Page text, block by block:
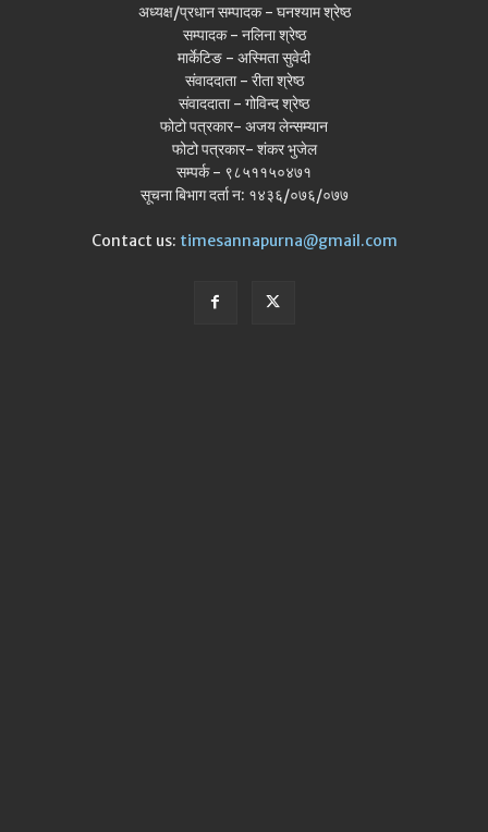
अध्यक्ष/प्रधान सम्पादक - घनश्याम श्रेष्ठ
सम्पादक - नलिना श्रेष्ठ
मार्केटिङ - अस्मिता सुवेदी
संवाददाता - रीता श्रेष्ठ
संवाददाता - गोविन्द श्रेष्ठ
फोटो पत्रकार- अजय लेन्सम्यान
फोटो पत्रकार- शंकर भुजेल
सम्पर्क - ९८५११५०४७१
सूचना बिभाग दर्ता न: १४३६/०७६/०७७
Contact us: timesannapurna@gmail.com